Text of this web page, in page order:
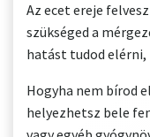
Az ecet ereje
szükséged a
hatást tudod
Hogyha nem bírod
helyezhetsz bele